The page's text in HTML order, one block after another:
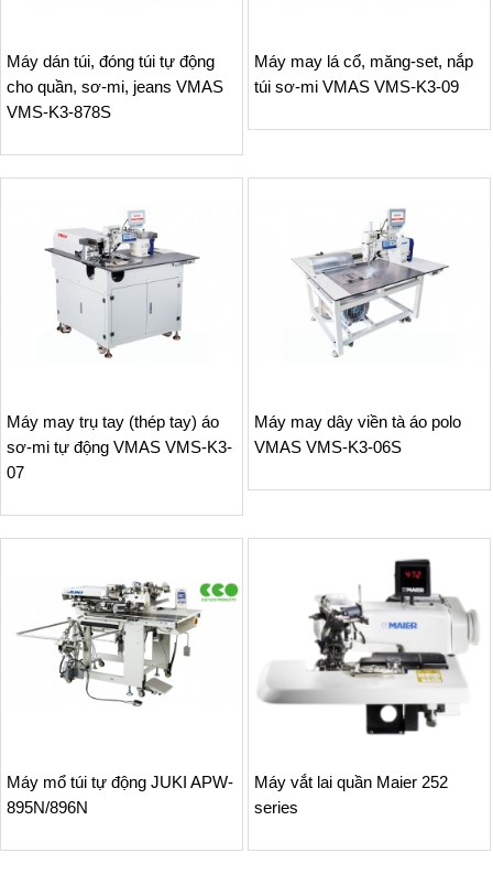
Máy dán túi, đóng túi tự động
cho quần, sơ-mi, jeans VMAS
VMS-K3-878S
Máy may lá cổ, măng-set, nắp
túi sơ-mi VMAS VMS-K3-09
Máy may trụ tay (thép tay) áo
sơ-mi tự động VMAS VMS-K3-
07
Máy may dây viền tà áo polo
VMAS VMS-K3-06S
Máy mổ túi tự động JUKI APW-
895N/896N
Máy vắt lai quần Maier 252
series